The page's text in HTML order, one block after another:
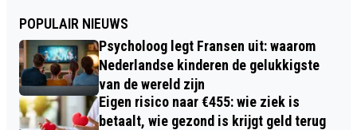
POPULAIR NIEUWS
Psycholoog legt Fransen uit: waarom
Nederlandse kinderen de gelukkigste
van de wereld zijn
Eigen risico naar €455: wie ziek is
betaalt, wie gezond is krijgt geld terug